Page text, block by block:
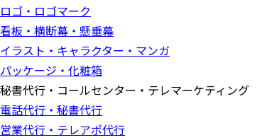
ロゴ・ロゴマーク
看板・横断幕・懸垂幕
イラスト・キャラクター・マンガ
パッケージ・化粧箱
秘書代行・コールセンター・テレマーケティング
電話代行・秘書代行
営業代行・テレアポ代行